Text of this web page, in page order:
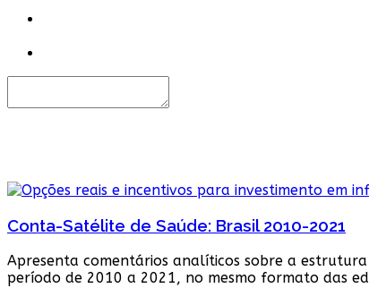
Conta-Satélite de Saúde: Brasil 2010-2021
Apresenta comentários analíticos sobre a
período de 2010 a 2021, no mesmo formato das